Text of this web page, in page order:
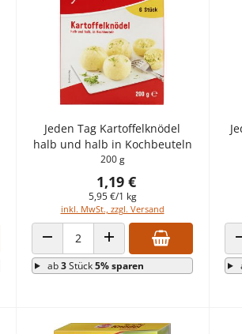
Jeden Tag Kartoffelknödel
halb und halb in Kochbeuteln
200 g
1,19 €
5,95 €/1 kg
inkl. MwSt., zzgl. Versand
ANZAHL VERRINGERNANZAHL ERHÖHEN
ab3Stück5% sparen